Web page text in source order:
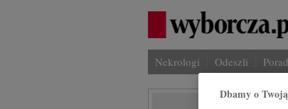
Nekrologi Odeszli
Dbamy o